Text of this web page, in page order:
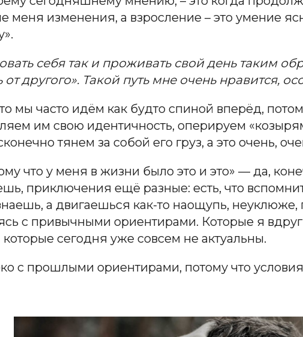
изменения, а взросление – это умение
себя так и проживать свой день таким
от другого». Такой путь мне очень нравится,
мы часто идём как будто спиной вперёд,
им свою идентичность, оперируем
тянем за собой его груз, а это очень,
что у меня в жизни было это и это» — да,
приключения ещё разные: есть, что
а двигаешься как-то наощупь,
с привычными ориентирами. Которые я вдруг
которые сегодня уже совсем не актуальны.
с прошлыми ориентирами, потому что